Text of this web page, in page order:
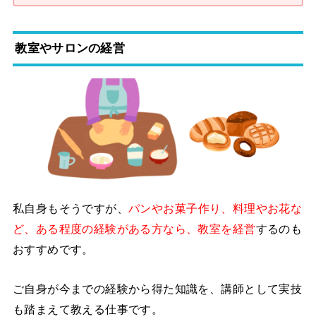
教室やサロンの経営
私自身もそうですが、パンやお菓子作り、料理やお花な
ど、ある程度の経験がある方なら、教室を経営するのも
おすすめです。
ご自身が今までの経験から得た知識を、講師として実技
も踏まえて教える仕事です。